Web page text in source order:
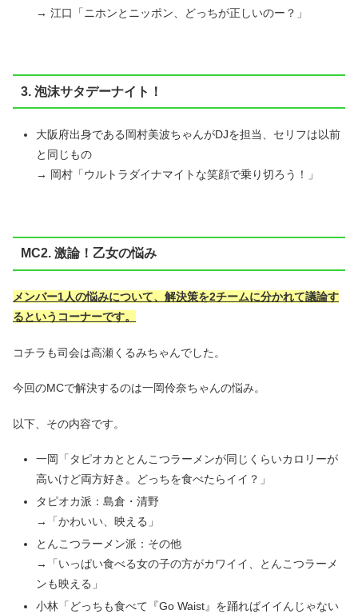
→ 江口「ニホンとニッポン、どっちが正しいのー？」
3. 泡沫サタデーナイト！
大阪府出身である岡村美波ちゃんがDJを担当、セリフは以前
と同じもの
→ 岡村「ウルトラダイナマイトな笑顔で乗り切ろう！」
MC2. 激論！乙女の悩み
メンバー1人の悩みについて、解決策を2チームに分かれて議論す
るというコーナーです。
コチラも司会は高瀬くるみちゃんでした。
今回のMCで解決するのは一岡伶奈ちゃんの悩み。
以下、その内容です。
一岡「タピオカととんこつラーメンが同じくらいカロリーが
高いけど両方好き。どっちを食べたらイイ？」
タピオカ派：島倉・清野
→「かわいい、映える」
とんこつラーメン派：その他
→「いっぱい食べる女の子の方がカワイイ、とんこつラーメ
ンも映える」
小林「どっちも食べて『Go Waist』を踊ればイイんじゃない